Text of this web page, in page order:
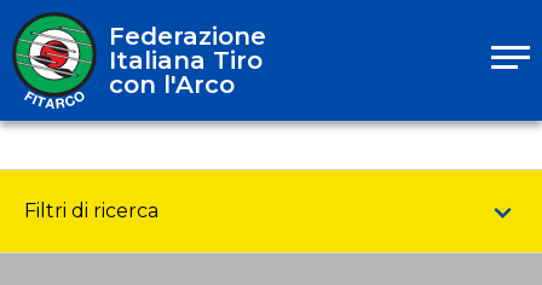
Federazione
Italiana Tiro
con l'Arco
Filtri di ricerca